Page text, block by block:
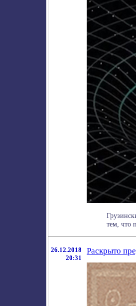
тем, что
26.12.2018
20:31
Раскрыто